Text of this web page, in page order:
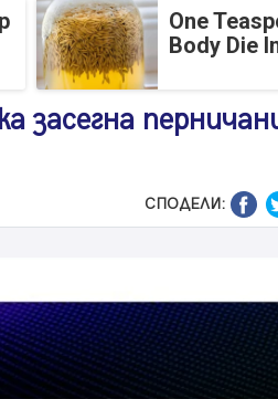
One
Body Die
засегна
СПОДЕЛИ: